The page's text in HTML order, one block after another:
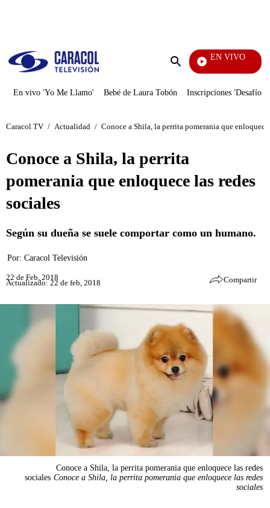
Enviar
EN VIVO
En vivo 'Yo Me Llamo' Bebé de Laura Tobón Inscripciones 'Desafío'
Caracol TV / Actualidad / Conoce a Shila, la perrita pomerania que enloquece
Conoce a Shila, la perrita
pomerania que enloquece las redes
sociales
Según su dueña se suele comportar como un humano.
Por: Caracol Televisión
22 de Feb, 2018
Actualizado: 22 de feb, 2018 Compartir
Conoce a Shila, la perrita pomerania que enloquece las redes
sociales Conoce a Shila, la perrita pomerania que enloquece las redes
sociales